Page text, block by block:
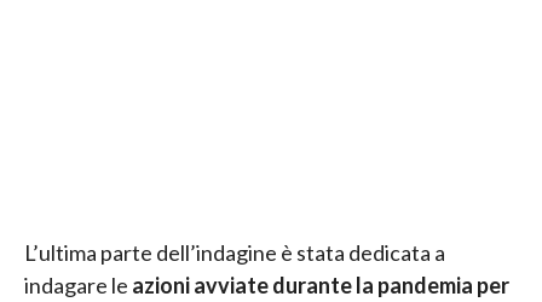
L’ultima parte dell’indagine è stata dedicata a
indagare le azioni avviate durante la pandemia per